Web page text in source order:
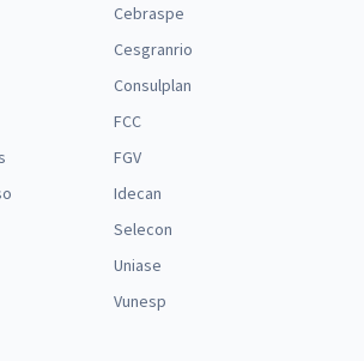
Cebraspe
Cesgranrio
Consulplan
FCC
FGV
Idecan
Selecon
Uniase
Vunesp